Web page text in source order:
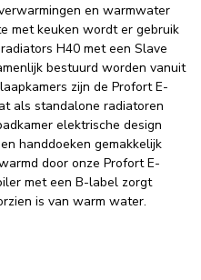
en warmwater
met keuken wordt er gebruik
H40 met een Slave
bestuurd worden vanuit
zijn de Profort E-
als standalone radiatoren
elektrische design
handdoeken gemakkelijk
door onze Profort E-
met een B-label zorgt
is van warm water.